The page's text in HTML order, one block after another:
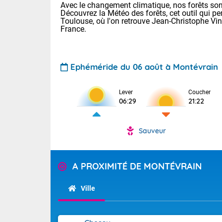
Pour la
Tendance
Avec le changement climatique, nos forêts
Découvrez la Météo des forêts, cet outil qui
Toulouse, où l'on retrouve Jean-Christophe
France.
Ephéméride du 06 août à Montévrain
Lever
06:29
Coucher
21:22
Sauveur
A PROXIMITÉ DE MONTÉVRAIN
Ville
Voici les
: 18/23 Paris
Clermont-
Lille : 19/24
Cet après-
Risque
Sur le Sud-